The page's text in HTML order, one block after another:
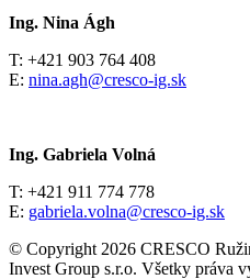
Ing. Nina Ágh
T: +421 903 764 408
E: nina.agh@cresco-ig.sk
Ing. Gabriela Volná
T: +421 911 774 778
E: gabriela.volna@cresco-ig.sk
© Copyright 2026 CRESCO
Invest Group s.r.o. Všetky práva